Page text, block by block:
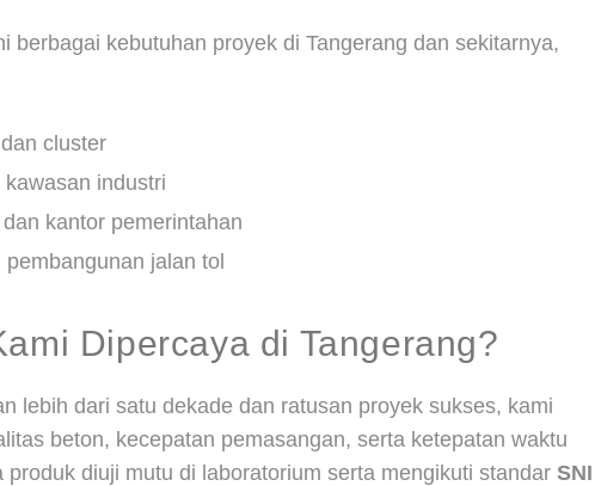
berbagai kebutuhan proyek di Tangerang dan sekitarnya,
cluster
industri
kantor pemerintahan
jalan tol
Dipercaya di Tangerang?
lebih dari satu dekade dan ratusan proyek sukses, kami
beton, kecepatan pemasangan, serta ketepatan waktu
produk diuji mutu di laboratorium serta mengikuti standar SNI